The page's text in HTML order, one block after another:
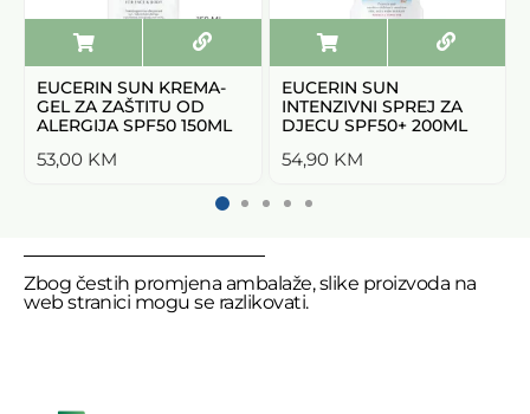
EUCERIN SUN KREMA-
GEL ZA ZAŠTITU OD
ALERGIJA SPF50 150ML
53,00 KM
EUCERIN SUN
INTENZIVNI SPREJ ZA
DJECU SPF50+ 200ML
54,90 KM
Zbog čestih promjena ambalaže, slike proizvoda na
web stranici mogu se razlikovati.